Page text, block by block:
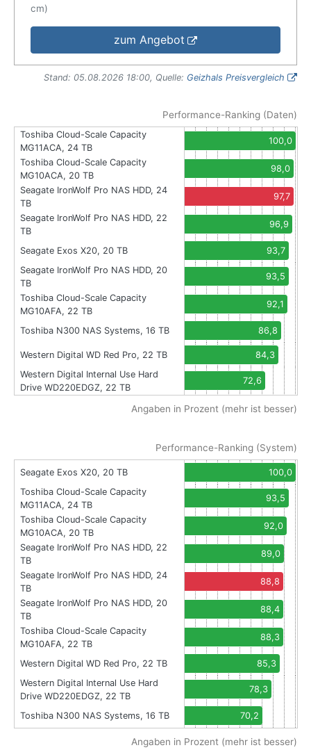
cm)
zum Angebot
Stand: 05.08.2026 18:00, Quelle: Geizhals Preisvergleich
Performance-Ranking (Daten)
Toshiba Cloud-Scale Capacity
MG11ACA, 24 TB
100,0
Toshiba Cloud-Scale Capacity
MG10ACA, 20 TB
98,0
Seagate IronWolf Pro NAS HDD, 24
TB
97,7
Seagate IronWolf Pro NAS HDD, 22
TB
96,9
Seagate Exos X20, 20 TB
93,7
Seagate IronWolf Pro NAS HDD, 20
TB
93,5
Toshiba Cloud-Scale Capacity
MG10AFA, 22 TB
92,1
Toshiba N300 NAS Systems, 16 TB 86,8
Western Digital WD Red Pro, 22 TB
84,3
Western Digital Internal Use Hard
Drive WD220EDGZ, 22 TB
72,6
Angaben in Prozent (mehr ist besser)
Performance-Ranking (System)
Seagate Exos X20, 20 TB
100,0
Toshiba Cloud-Scale Capacity
MG11ACA, 24 TB
93,5
Toshiba Cloud-Scale Capacity
MG10ACA, 20 TB
92,0
Seagate IronWolf Pro NAS HDD, 22
TB
89,0
Seagate IronWolf Pro NAS HDD, 24
TB
88,8
Seagate IronWolf Pro NAS HDD, 20
TB
88,4
Toshiba Cloud-Scale Capacity
MG10AFA, 22 TB
88,3
Western Digital WD Red Pro, 22 TB
85,3
Western Digital Internal Use Hard
Drive WD220EDGZ, 22 TB
78,3
Toshiba N300 NAS Systems, 16 TB 70,2
Angaben in Prozent (mehr ist besser)